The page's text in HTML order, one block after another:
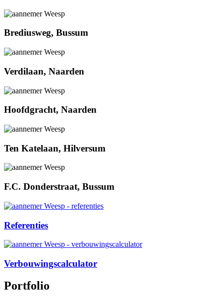
Brediusweg, Bussum
Verdilaan, Naarden
Hoofdgracht, Naarden
Ten Katelaan, Hilversum
F.C. Donderstraat, Bussum
Referenties
Verbouwingscalculator
Portfolio